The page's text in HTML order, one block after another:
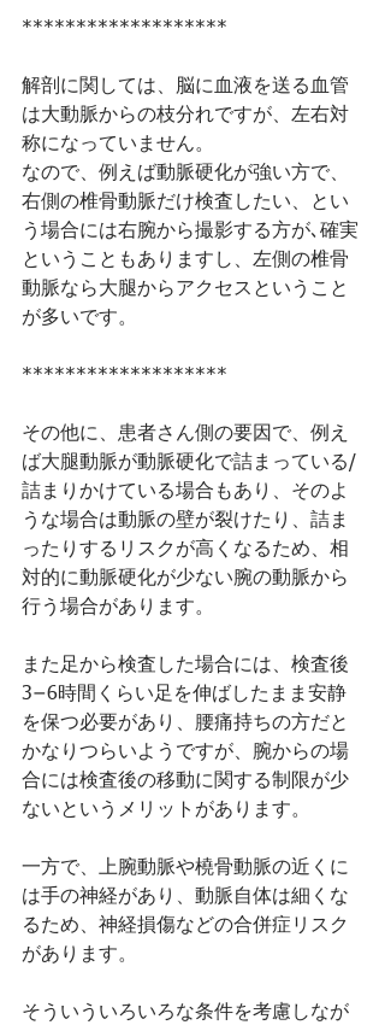
*******************
解剖に関しては、脳に血液を送る血管
は大動脈からの枝分れですが、左右対
称になっていません。
なので、例えば動脈硬化が強い方で、
右側の椎骨動脈だけ検査したい、とい
う場合には右腕から撮影する方が､確実
ということもありますし、左側の椎骨
動脈なら大腿からアクセスということ
が多いです。
*******************
その他に、患者さん側の要因で、例え
ば大腿動脈が動脈硬化で詰まっている/
詰まりかけている場合もあり、そのよ
うな場合は動脈の壁が裂けたり、詰ま
ったりするリスクが高くなるため、相
対的に動脈硬化が少ない腕の動脈から
行う場合があります。
また足から検査した場合には、検査後
3−6時間くらい足を伸ばしたまま安静
を保つ必要があり、腰痛持ちの方だと
かなりつらいようですが、腕からの場
合には検査後の移動に関する制限が少
ないというメリットがあります。
一方で、上腕動脈や橈骨動脈の近くに
は手の神経があり、動脈自体は細くな
るため、神経損傷などの合併症リスク
があります。
そういういろいろな条件を考慮しなが